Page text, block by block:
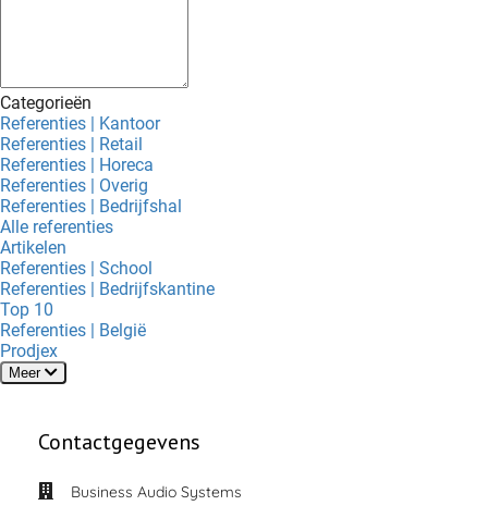
Categorieën
Referenties | Kantoor
Referenties | Retail
Referenties | Horeca
Referenties | Overig
Referenties | Bedrijfshal
Alle referenties
Artikelen
Referenties | School
Referenties | Bedrijfskantine
Top 10
Referenties | België
Prodjex
Meer
Contactgegevens
Business Audio Systems